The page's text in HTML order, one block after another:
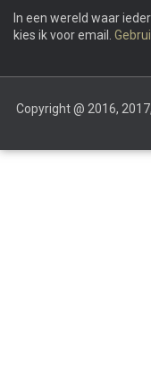
In een wereld waar
kies ik voor email.
Copyright @ 2016,